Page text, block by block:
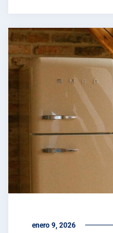
enero 9, 2026